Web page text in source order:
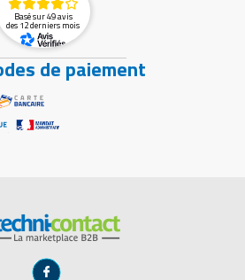
Basé sur 49 avis
des 12 derniers mois
de paiement